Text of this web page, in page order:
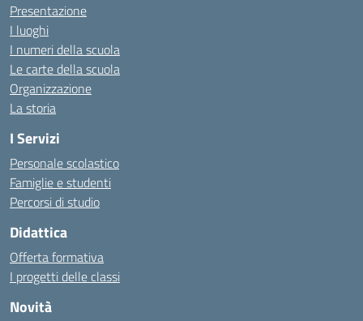
Presentazione
I luoghi
I numeri della scuola
Le carte della scuola
Organizzazione
La storia
I Servizi
Personale scolastico
Famiglie e studenti
Percorsi di studio
Didattica
Offerta formativa
I progetti delle classi
Novità